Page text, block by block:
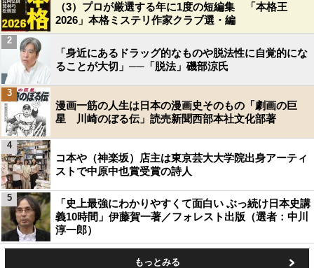
（3）プロが厳選する年に1度の短編集 「本格王
2026」本格ミステリ作家クラブ選・編
「身近にあるドラッグ的なものや脱法性に自覚的にな
ることが大切」──「脱法」磯部涼氏
2
漫画一筋の人生は日本の漫画史そのもの「劇画の巨
星 川崎のぼる伝」読売新聞西部本社文化部著
3
コ本や（神楽坂）店主は東京芸大大学院出身アーティ
ストで中原中也賞受賞の詩人
4
「史上最強にわかりやすくて面白い ぶっ続け日本史講
義10時間」伊藤賀一著／フォレスト出版（選者：中川
淳一郎）
5
もっとみる